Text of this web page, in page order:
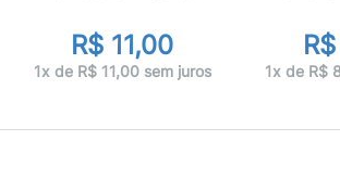
R$ 11,00
1x de R$ 11,00 sem juros 1x de R$